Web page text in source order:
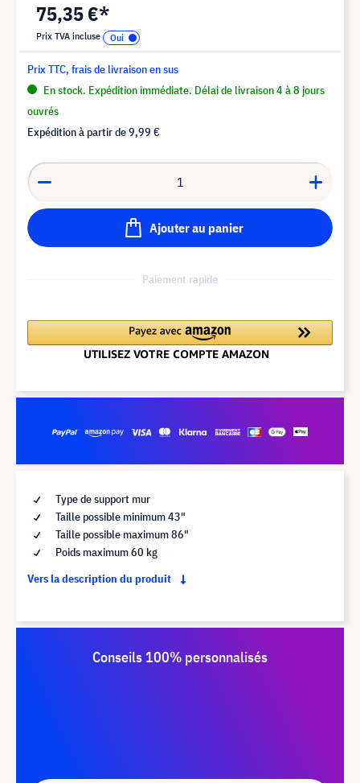
75,35 €*
Prix TVA incluse
Prix TTC, frais de livraison en sus
En stock. Expédition immédiate. Délai de livraison 4 à 8 jours
ouvrés
Expédition à partir de9,99 €
Ajouter au panier
Paiement rapide
Type de support mur
Taille possible minimum 43"
Taille possible maximum 86"
Poids maximum 60 kg
Vers la description du produit
Conseils 100% personnalisés